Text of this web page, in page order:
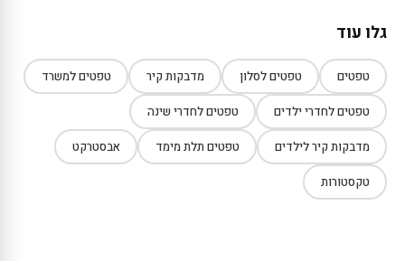
גלו עוד
טפטים טפטים לסלון מדבקות קיר טפטים למשרד
טפטים לחדרי ילדים טפטים לחדרי שינה
מדבקות קיר לילדים טפטים תלת מימד אבסטרקט
טקסטורות